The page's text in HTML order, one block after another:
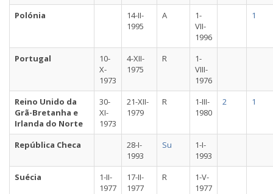
Polónia
14-II-
1995
A
1-
VII-
1996
1
Portugal
10-
X-
1973
4-XII-
1975
R
1-
VIII-
1976
Reino Unido da
Grã-Bretanha e
Irlanda do Norte
30-
XI-
1973
21-XII-
1979
R
1-III-
1980
2 1
República Checa
28-I-
1993
Su
1-I-
1993
Suécia
1-II-
1977
17-II-
1977
R
1-V-
1977